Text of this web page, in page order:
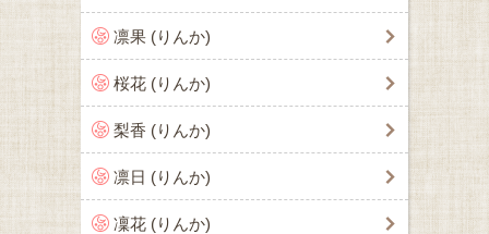
凛果 (りんか)
桜花 (りんか)
梨香 (りんか)
凛日 (りんか)
凜花 (りんか)